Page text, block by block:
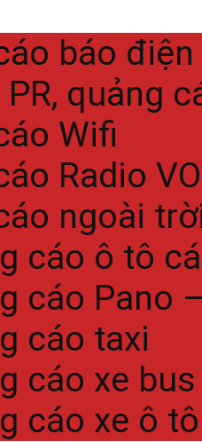
báo
quảng
Wifi
Radio
ngoài
cáo ô tô
cáo Pano
cáo taxi
cáo xe bus
cáo xe ô